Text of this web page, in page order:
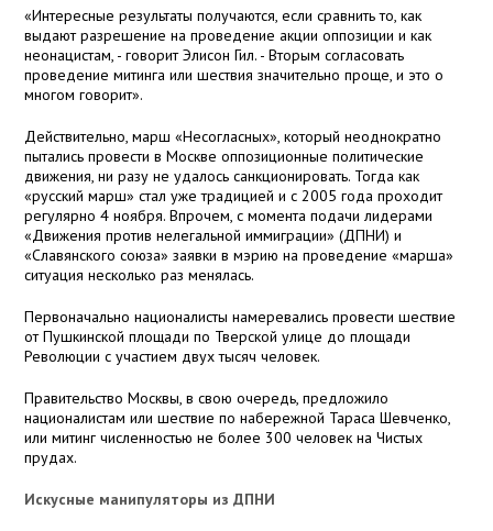
«Интересные результаты получаются, если сравнить то, как
выдают разрешение на проведение акции оппозиции и как
неонацистам, - говорит Элисон Гил. - Вторым согласовать
проведение митинга или шествия значительно проще, и это о
многом говорит».
Действительно, марш «Несогласных», который неоднократно
пытались провести в Москве оппозиционные политические
движения, ни разу не удалось санкционировать. Тогда как
«русский марш» стал уже традицией и с 2005 года проходит
регулярно 4 ноября. Впрочем, с момента подачи лидерами
«Движения против нелегальной иммиграции» (ДПНИ) и
«Славянского союза» заявки в мэрию на проведение «марша»
ситуация несколько раз менялась.
Первоначально националисты намеревались провести шествие
от Пушкинской площади по Тверской улице до площади
Революции с участием двух тысяч человек.
Правительство Москвы, в свою очередь, предложило
националистам или шествие по набережной Тараса Шевченко,
или митинг численностью не более 300 человек на Чистых
прудах.
Искусные манипуляторы из ДПНИ